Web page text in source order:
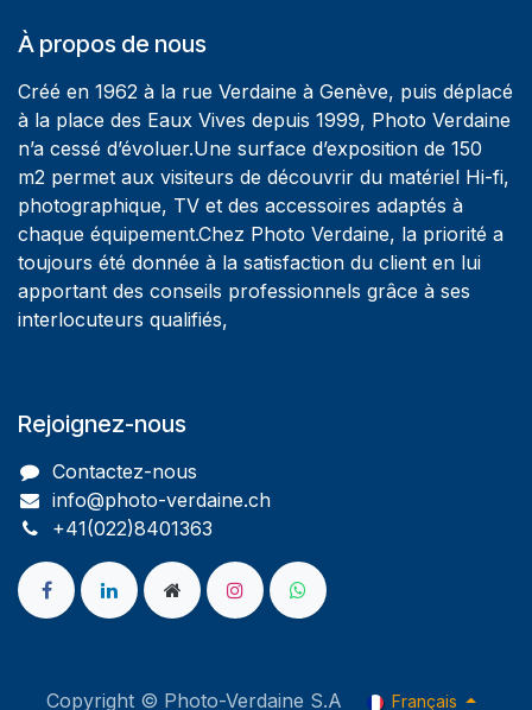
À propos de nous
Créé en 1962 à la rue Verdaine à Genève, puis déplacé
à la place des Eaux Vives depuis 1999, Photo Verdaine
n’a cessé d’évoluer.Une surface d’exposition de 150
m2 permet aux visiteurs de découvrir du matériel Hi-fi,
photographique, TV et des accessoires adaptés à
chaque équipement.Chez Photo Verdaine, la priorité a
toujours été donnée à la satisfaction du client en lui
apportant des conseils professionnels grâce à ses
interlocuteurs qualifiés,
Rejoignez-nous
Contactez-nous
info@photo-verdaine.ch​
​​+41(022)8401363
Copyright © Photo-Verdaine S.A Français